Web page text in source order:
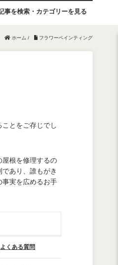
事を検索・カテゴリーを見る
ホーム / フラワーペインティング
とをご存じでし
根を修理するの
あり、誰もがき
事実を広めるお手
よくある質問